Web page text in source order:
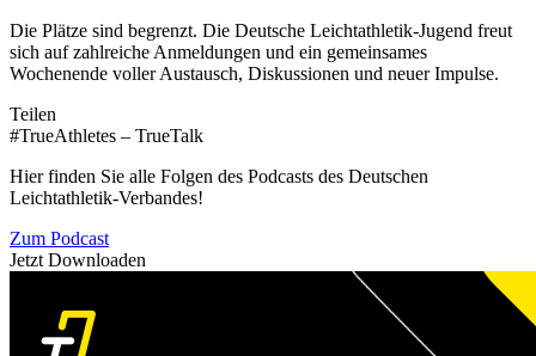
Die Plätze sind begrenzt. Die Deutsche Leichtathletik-Jugend freut
sich auf zahlreiche Anmeldungen und ein gemeinsames
Wochenende voller Austausch, Diskussionen und neuer Impulse.
Teilen
#TrueAthletes – TrueTalk
Hier finden Sie alle Folgen des Podcasts des Deutschen
Leichtathletik-Verbandes!
Zum Podcast
Jetzt Downloaden